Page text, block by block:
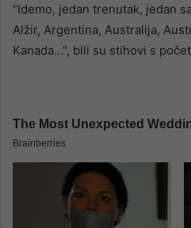
“Idemo, jedan trenutak, jedan
Alžir, Argentina, Australija,
Kanada…”, bili su stihovi s